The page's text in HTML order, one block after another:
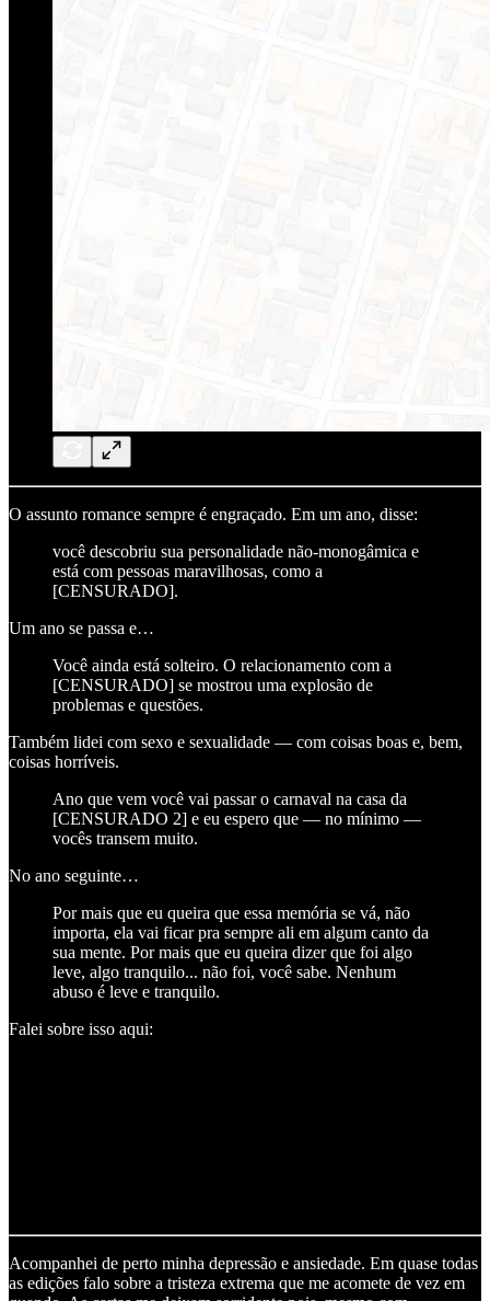
O assunto romance sempre é engraçado. Em um ano, disse:
você descobriu sua personalidade não-monogâmica e
está com pessoas maravilhosas, como a
[CENSURADO].
Um ano se passa e…
Você ainda está solteiro. O relacionamento com a
[CENSURADO] se mostrou uma explosão de
problemas e questões.
Também lidei com sexo e sexualidade — com coisas boas e, bem,
coisas horríveis.
Ano que vem você vai passar o carnaval na casa da
[CENSURADO 2] e eu espero que — no mínimo —
vocês transem muito.
No ano seguinte…
Por mais que eu queira que essa memória se vá, não
importa, ela vai ficar pra sempre ali em algum canto da
sua mente. Por mais que eu queira dizer que foi algo
leve, algo tranquilo... não foi, você sabe. Nenhum
abuso é leve e tranquilo.
Falei sobre isso aqui:
Acompanhei de perto minha depressão e ansiedade. Em quase todas
as edições falo sobre a tristeza extrema que me acomete de vez em